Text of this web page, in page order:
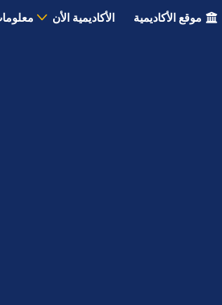
موقع الأكاديمية الأكاديمية الأن